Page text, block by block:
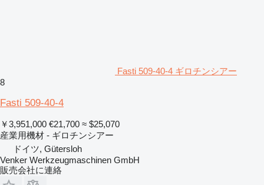
Fasti 509-40-4 ギロチンシアー
8
Fasti 509-40-4
￥3,951,000 €21,700 ≈ $25,070
産業用機材 - ギロチンシアー
ドイツ, Gütersloh
Venker Werkzeugmaschinen GmbH
販売会社に連絡